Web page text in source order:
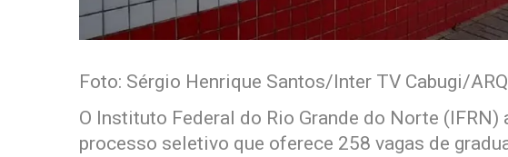
Foto: Sérgio Henrique Santos/Inter TV Cabugi/
O Instituto Federal do Rio Grande do Norte
processo seletivo que oferece 258 vagas de